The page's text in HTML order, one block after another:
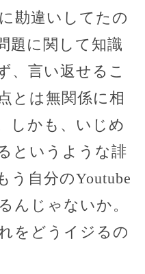
勘違いしてたの
題に関して知識
、言い返せるこ
とは無関係に相
しかも、いじめ
というような誹
う自分のYoutube
んじゃないか。
をどうイジるの